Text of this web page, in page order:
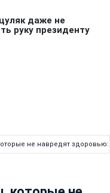
не навредят